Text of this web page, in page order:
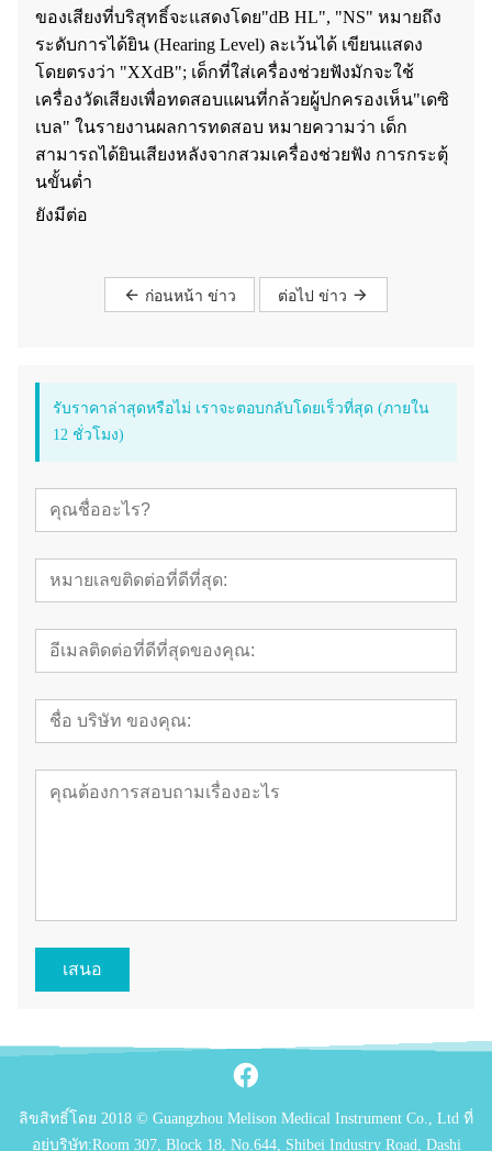
ของเสียงที่บริสุทธิ์จะแสดงโดย"dB HL", "NS" หมายถึง
ระดับการได้ยิน (Hearing Level) ละเว้นได้ เขียนแสดง
โดยตรงว่า "XXdB"; เด็กที่ใส่เครื่องช่วยฟังมักจะใช้
เครื่องวัดเสียงเพื่อทดสอบแผนที่กล้วยผู้ปกครองเห็น"เดซิ
เบล" ในรายงานผลการทดสอบ หมายความว่า เด็ก
สามารถได้ยินเสียงหลังจากสวมเครื่องช่วยฟัง การกระตุ้
นขั้นต่ำ
ยังมีต่อ
ก่อนหน้า ข่าว ต่อไป ข่าว
รับราคาล่าสุดหรือไม่ เราจะตอบกลับโดยเร็วที่สุด (ภายใน
12 ชั่วโมง)
เสนอ
ลิขสิทธิ์โดย 2018 © Guangzhou Melison Medical Instrument Co., Ltd ที่
อยู่บริษัท:Room 307, Block 18, No.644, Shibei Industry Road, Dashi